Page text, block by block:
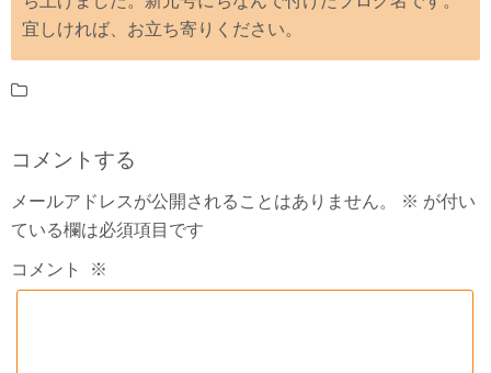
宜しければ、お立ち寄りください。
コメントする
メールアドレスが公開されることはありません。 ※ が付い
ている欄は必須項目です
コメント ※